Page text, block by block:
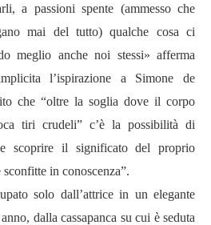
a passioni spente (ammesso che
mai del tutto) qualche cosa ci
meglio anche noi stessi» afferma
l’ispirazione a Simone de
che “oltre la soglia dove il corpo
tiri crudeli” c’è la possibilità di
scoprire il significato del proprio
in conoscenza”.
solo dall’attrice in un elegante
dalla cassapanca su cui è seduta